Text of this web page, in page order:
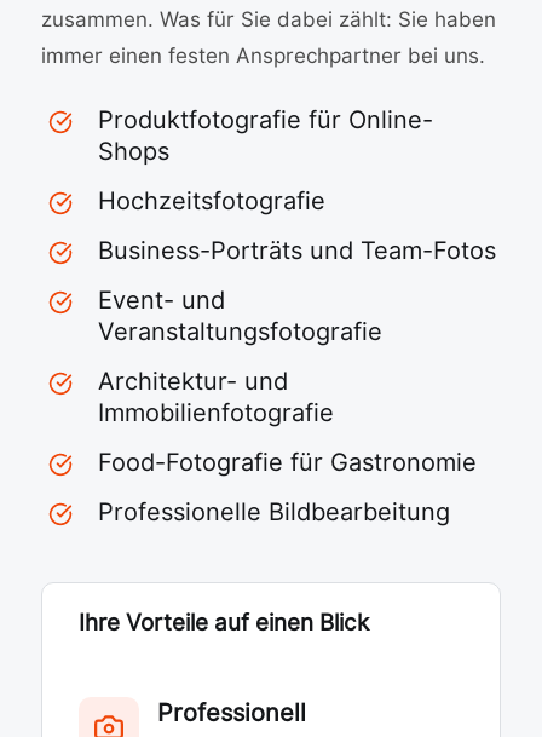
zusammen. Was für Sie dabei zählt: Sie haben
immer einen festen Ansprechpartner bei uns.
Produktfotografie für Online-
Shops
Hochzeitsfotografie
Business-Porträts und Team-Fotos
Event- und
Veranstaltungsfotografie
Architektur- und
Immobilienfotografie
Food-Fotografie für Gastronomie
Professionelle Bildbearbeitung
Ihre Vorteile auf einen Blick
Professionell